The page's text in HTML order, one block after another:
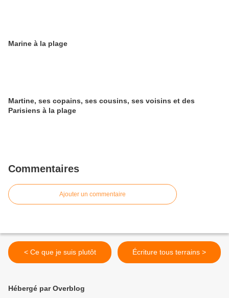
Marine à la plage
Martine, ses copains, ses cousins, ses voisins et des
Parisiens à la plage
Commentaires
Ajouter un commentaire
< Ce que je suis plutôt Écriture tous terrains >
Hébergé par Overblog